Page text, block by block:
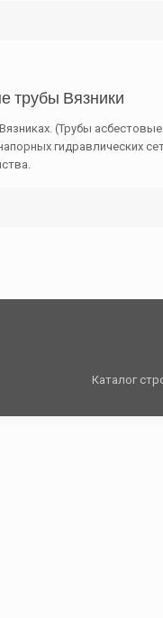
трубы Вязники
(Трубы
гидравлических
Каталог